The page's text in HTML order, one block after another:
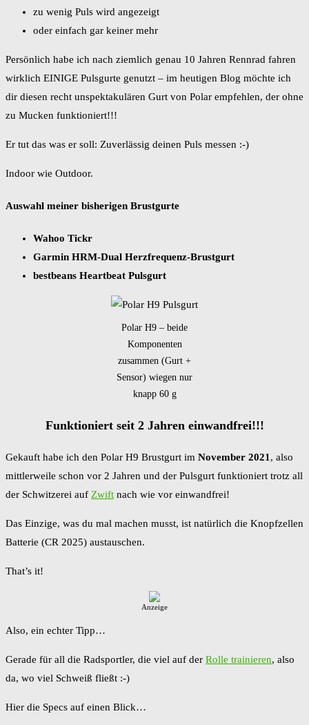
zu wenig Puls wird angezeigt
oder einfach gar keiner mehr
Persönlich habe ich nach ziemlich genau 10 Jahren Rennrad fahren
wirklich EINIGE Pulsgurte genutzt – im heutigen Blog möchte ich
dir diesen recht unspektakulären Gurt von Polar empfehlen, der ohne
zu Mucken funktioniert!!!
Er tut das was er soll: Zuverlässig deinen Puls messen :-)
Indoor wie Outdoor.
Auswahl meiner bisherigen Brustgurte
Wahoo Tickr
Garmin HRM-Dual Herzfrequenz-Brustgurt
bestbeans Heartbeat Pulsgurt
Polar H9 – beide
Komponenten
zusammen (Gurt +
Sensor) wiegen nur
knapp 60 g
Funktioniert seit 2 Jahren einwandfrei!!!
Gekauft habe ich den Polar H9 Brustgurt im November 2021 , also
mittlerweile schon vor 2 Jahren und der Pulsgurt funktioniert trotz all
der Schwitzerei auf Zwift nach wie vor einwandfrei!
Das Einzige, was du mal machen musst, ist natürlich die Knopfzellen
Batterie (CR 2025) austauschen.
That’s it!
Anzeige
Also, ein echter Tipp…
Gerade für all die Radsportler, die viel auf der Rolle trainieren, also
da, wo viel Schweiß fließt :-)
Hier die Specs auf einen Blick…